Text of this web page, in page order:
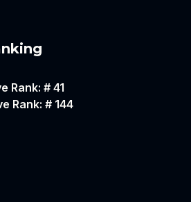
Rank: # 41
Rank: # 144